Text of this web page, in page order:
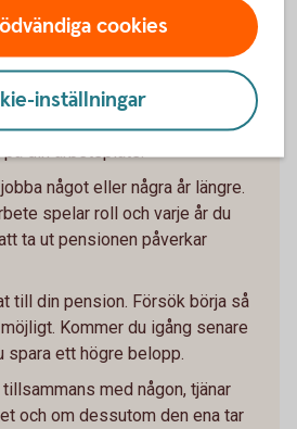
under småbarnsår påverkar
olika beroende på vilket
du har. Kolla upp vad
något eller några år längre.
spelar roll och varje år du
ta ut pensionen påverkar
till din pension. Försök börja så
Kommer du igång senare
spara ett högre belopp.
med någon, tjänar
och om dessutom den ena tar
cookies
inställningar